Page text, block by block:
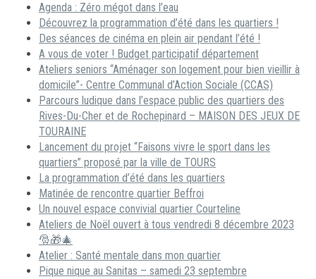
Agenda : Zéro mégot dans l’eau
Découvrez la programmation d’été dans les quartiers !
Des séances de cinéma en plein air pendant l’été !
A vous de voter ! Budget participatif département
Ateliers seniors “Aménager son logement pour bien vieillir à
domicile”- Centre Communal d’Action Sociale (CCAS)
Parcours ludique dans l’espace public des quartiers des
Rives-Du-Cher et de Rochepinard – MAISON DES JEUX DE
TOURAINE
Lancement du projet “Faisons vivre le sport dans les
quartiers” proposé par la ville de TOURS
La programmation d’été dans les quartiers
Matinée de rencontre quartier Beffroi
Un nouvel espace convivial quartier Courteline
Ateliers de Noël ouvert à tous vendredi 8 décembre 2023
🎅🎁🎄
Atelier : Santé mentale dans mon quartier
Pique nique au Sanitas – samedi 23 septembre